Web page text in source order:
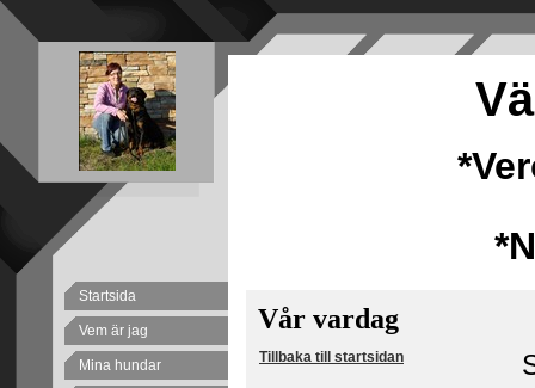
Startsida
Vem är jag
Mina hundar
Vår vardag
Tillbaka till startsidan